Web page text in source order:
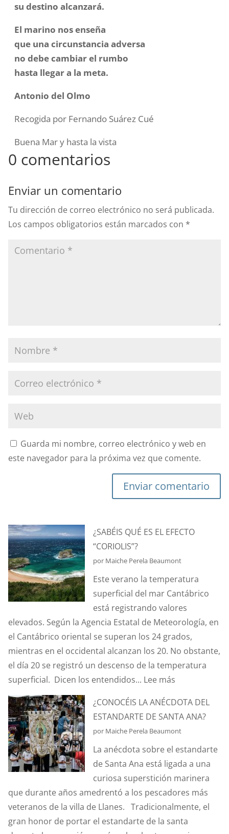
su destino alcanzará.
El marino nos enseña
que una circunstancia adversa
no debe cambiar el rumbo
hasta llegar a la meta.
Antonio del Olmo
Recogida por Fernando Suárez Cué
Buena Mar y hasta la vista
0 comentarios
Enviar un comentario
Tu dirección de correo electrónico no será publicada.
Los campos obligatorios están marcados con *
Guarda mi nombre, correo electrónico y web en
este navegador para la próxima vez que comente.
Enviar comentario
¿SABÉIS QUÉ ES EL EFECTO
“CORIOLIS”?
por Maiche Perela Beaumont
Este verano la temperatura
superficial del mar Cantábrico
está registrando valores
elevados. Según la Agencia Estatal de Meteorología, en
el Cantábrico oriental se superan los 24 grados,
mientras en el occidental alcanzan los 20. No obstante,
el día 20 se registró un descenso de la temperatura
superficial. Dicen los entendidos... Lee más:
QUÉ
ES
EL
EFECTO
“CORIOLIS”?
¿CONOCÉIS LA ANÉCDOTA DEL
ESTANDARTE DE SANTA ANA?
por Maiche Perela Beaumont
La anécdota sobre el estandarte
de Santa Ana está ligada a una
curiosa superstición marinera
que durante años amedrentó a los pescadores más
veteranos de la villa de Llanes. Tradicionalmente, el
gran honor de portar el estandarte de la santa